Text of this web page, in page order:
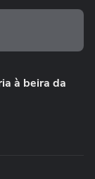
à beira da